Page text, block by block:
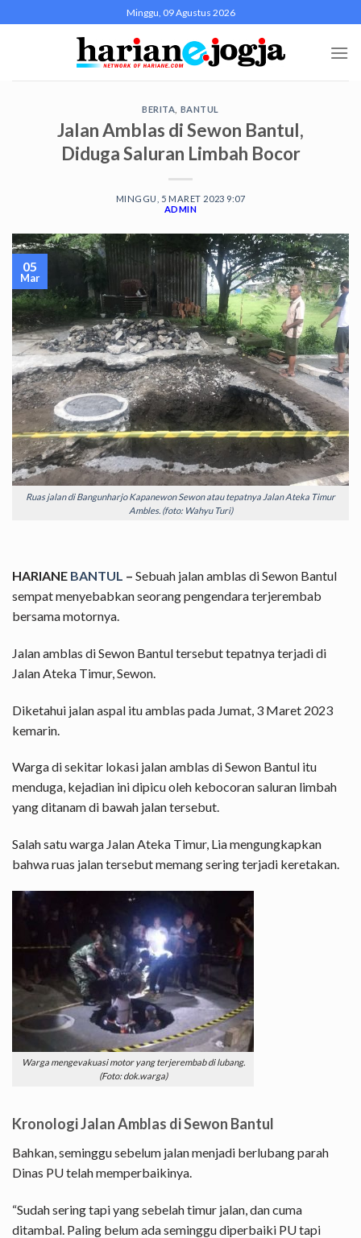
to
Minggu, 09 Agustus 2026
BERITA BANTUL
Jalan Amblas di Sewon Bantul,
Diduga Saluran Limbah Bocor
MINGGU, 5 MARET 2023 9:07
ADMIN
Ruas jalan di Bangunharjo Kapanewon Sewon atau tepatnya Jalan Ateka Timur
Ambles. (foto: Wahyu Turi)
05
Mar
HARIANE BANTUL – Sebuah jalan amblas di Sewon Bantul
sempat menyebabkan seorang pengendara terjerembab
bersama motornya.
Jalan amblas di Sewon Bantul tersebut tepatnya terjadi di
Jalan Ateka Timur, Sewon.
Diketahui jalan aspal itu amblas pada Jumat, 3 Maret 2023
kemarin.
Warga di sekitar lokasi jalan amblas di Sewon Bantul itu
menduga, kejadian ini dipicu oleh kebocoran saluran limbah
yang ditanam di bawah jalan tersebut.
Salah satu warga Jalan Ateka Timur, Lia mengungkapkan
bahwa ruas jalan tersebut memang sering terjadi keretakan.
Warga mengevakuasi motor yang terjerembab di lubang.
(Foto: dok.warga)
Kronologi Jalan Amblas di Sewon Bantul
Bahkan, seminggu sebelum jalan menjadi berlubang parah
Dinas PU telah memperbaikinya.
“Sudah sering tapi yang sebelah timur jalan, dan cuma
ditambal. Paling belum ada seminggu diperbaiki PU tapi